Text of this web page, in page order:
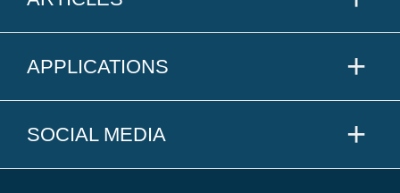
APPLICATIONS
SOCIAL MEDIA